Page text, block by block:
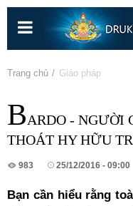
nội
Trang chủ » Giáo pháp
BARDO - NGƯỜI
THOÁT HY HỮU
983 25/12/2016 - 09:00
Bạn cần hiểu rằng